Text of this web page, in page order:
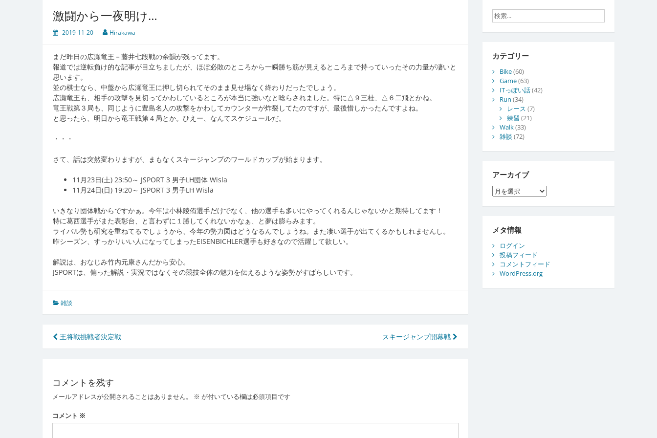
激闘から一夜明け…
2019-11-20 Hirakawa
まだ昨日の広瀬竜王－藤井七段戦の余韻が残ってます。
報道では逆転負け的な記事が目立ちましたが、ほぼ必敗のところから一瞬勝ち筋が見えるところまで持っていったその力量が凄いと
思います。
並の棋士なら、中盤から広瀬竜王に押し切られてそのまま見せ場なく終わりだったでしょう。
広瀬竜王も、相手の攻撃を見切ってかわしているところが本当に強いなと唸らされました。特に△９三桂、△６二飛とかね。
竜王戦第３局も、同じように豊島名人の攻撃をかわしてカウンターが炸裂してたのですが、最後惜しかったんですよね。
と思ったら、明日から竜王戦第４局とか。ひえー、なんてスケジュールだ。
・・・
さて、話は突然変わりますが、まもなくスキージャンプのワールドカップが始まります。
11月23日(土) 23:50～ JSPORT 3 男子LH団体 Wisla
11月24日(日) 19:20～ JSPORT 3 男子LH Wisla
いきなり団体戦からですかぁ。今年は小林陵侑選手だけでなく、他の選手も多いにやってくれるんじゃないかと期待してます！
特に葛西選手がまた表彰台、と言わずに１勝してくれないかなぁ、と夢は膨らみます。
ライバル勢も研究を重ねてるでしょうから、今年の勢力図はどうなるんでしょうね。また凄い選手が出てくるかもしれませんし。
昨シーズン、すっかりいい人になってしまったEISENBICHLER選手も好きなので活躍して欲しい。
解説は、おなじみ竹内元康さんだから安心。
JSPORTは、偏った解説・実況ではなくその競技全体の魅力を伝えるような姿勢がすばらしいです。
雑談
投
稿
ビ
ゲ
ー
王将戦挑戦者決定戦 スキージャンプ開幕戦
コメントを残す
メールアドレスが公開されることはありません。 ※ が付いている欄は必須項目です
コメント ※
カテゴリー
Bike(60)
Game(63)
ITっぽい話(42)
Run (34)
レース (7)
練習 (21)
Walk(33)
雑談 (72)
アーカイブ
ア
ー
カ
ブ
メタ情報
ログイン
投稿フィード
コメントフィード
WordPress.org